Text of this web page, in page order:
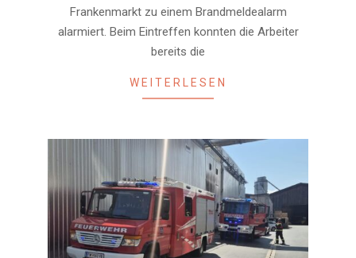
Frankenmarkt zu einem Brandmeldealarm
alarmiert. Beim Eintreffen konnten die Arbeiter
bereits die
WEITERLESEN